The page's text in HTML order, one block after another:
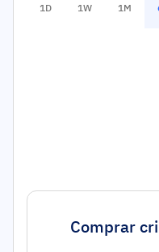
1D 1W 1M
Comprar